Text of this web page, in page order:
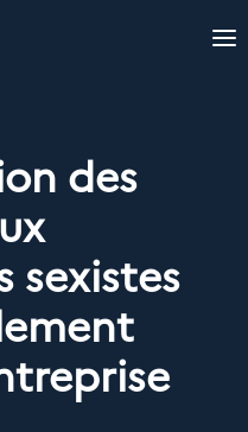
des
sexistes